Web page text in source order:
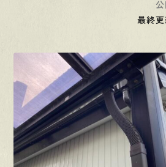
最終